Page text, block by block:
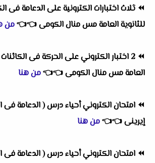
⏪ ثلاث اختبارات الكترونية على الدعامة فى
للثانوية العامة مس منال الكومى👈
👈من
⏪
2 اختبار الكتروني على الحركة فى الكائنات
العامة مس منال الكومى👈
👈من هنا
⏪
إيرينى👈
👈من هنا
⏪